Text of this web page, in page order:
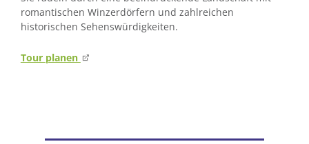
romantischen Winzerdörfern und zahlreichen
historischen Sehenswürdigkeiten.
Tour planen